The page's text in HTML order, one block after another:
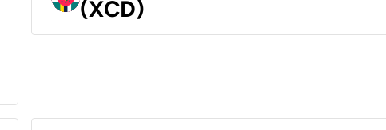
(XCD)